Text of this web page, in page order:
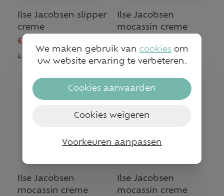
Ilse Jacobsen slipper
creme
€ 56,00
€ 80,00
Ilse Jacobsen
mocassin creme
€ 85,00
- 30%
Ilse Jacobsen
mocassin creme
Ilse Jacobsen
mocassin creme
We maken gebruik van cookies om
uw website ervaring te verbeteren.
Cookies aanvaarden
Cookies weigeren
Voorkeuren aanpassen